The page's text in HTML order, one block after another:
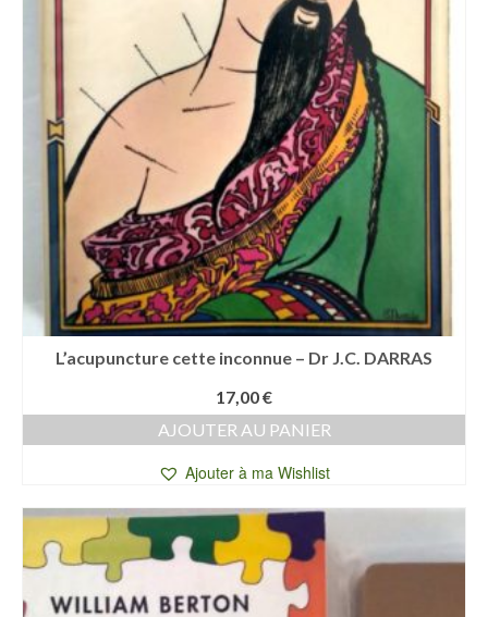
L’acupuncture cette inconnue – Dr J.C. DARRAS
17,00€
AJOUTER AU PANIER
Ajouter à ma Wishlist